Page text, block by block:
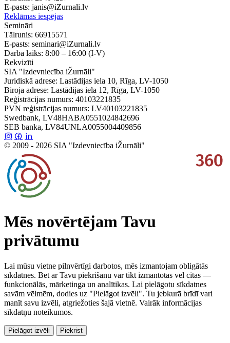
E-pasts: janis@iZurnali.lv
Reklāmas iespējas
Semināri
Tālrunis: 66915571
E-pasts: seminari@iZurnali.lv
Darba laiks: 8:00 – 16:00 (I-V)
Rekvizīti
SIA "Izdevniecība iŽurnāli"
Juridiskā adrese: Lastādijas iela 10, Rīga, LV-1050
Biroja adrese: Lastādijas iela 12, Rīga, LV-1050
Reģistrācijas numurs: 40103221835
PVN reģistrācijas numurs: LV40103221835
Swedbank, LV48HABA0551024842696
SEB banka, LV84UNLA0055004409856
© 2009 - 2026 SIA "Izdevniecība iŽurnāli"
Mēs novērtējam Tavu
privātumu
Lai mūsu vietne pilnvērtīgi darbotos, mēs izmantojam obligātās
sīkdatnes. Bet ar Tavu piekrišanu var tikt izmantotas vēl citas —
funkcionālās, mārketinga un analītikas. Lai pielāgotu sīkdatnes
savām vēlmēm, dodies uz "Pielāgot izvēli". Tu jebkurā brīdī vari
manīt savu izvēli, atgriežoties šajā vietnē. Vairāk informācijas
sīkdatņu noteikumos.
Pielāgot izvēli Piekrist